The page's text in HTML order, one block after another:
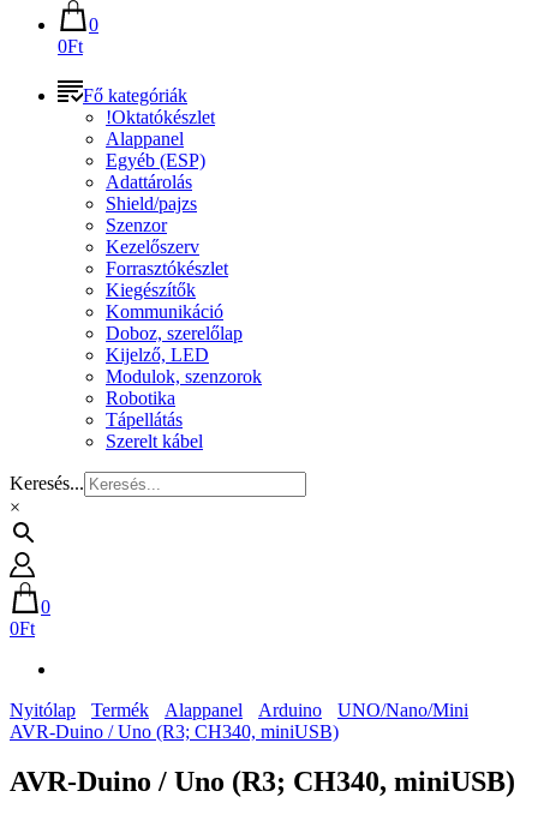
0
0Ft
Fő kategóriák
!Oktatókészlet
Alappanel
Egyéb (ESP)
Adattárolás
Shield/pajzs
Szenzor
Kezelőszerv
Forrasztókészlet
Kiegészítők
Kommunikáció
Doboz, szerelőlap
Kijelző, LED
Modulok, szenzorok
Robotika
Tápellátás
Szerelt kábel
Keresés...
×
0
0Ft
Nyitólap Termék Alappanel Arduino
UNO/Nano/Mini
AVR-Duino / Uno (R3; CH340, miniUSB)
AVR-Duino / Uno (R3; CH340, miniUSB)